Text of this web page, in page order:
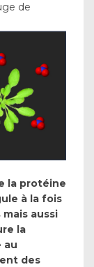
de
la protéine
à la fois
aussi
la
au
des